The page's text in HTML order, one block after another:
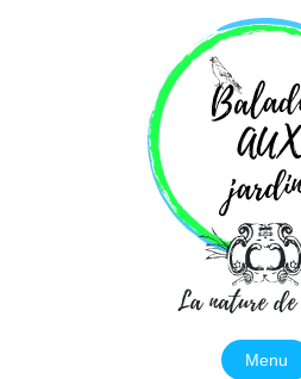
Menu